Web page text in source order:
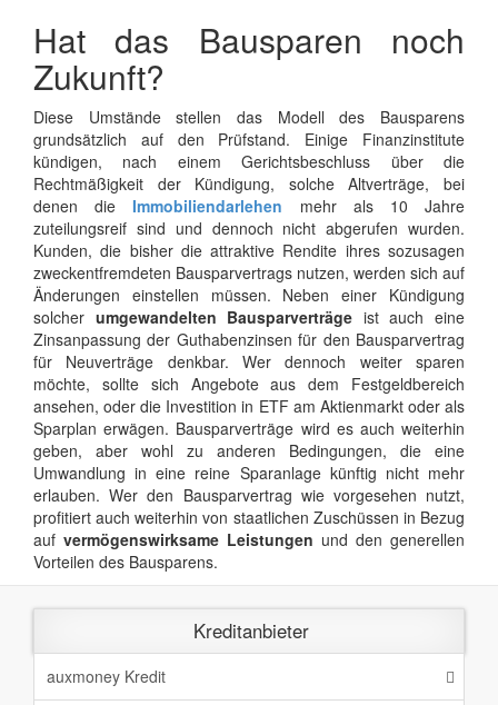
Hat das Bausparen noch
Zukunft?
Diese Umstände stellen das Modell des Bausparens
grundsätzlich auf den Prüfstand. Einige Finanzinstitute
kündigen, nach einem Gerichtsbeschluss über die
Rechtmäßigkeit der Kündigung, solche Altverträge, bei
denen die Immobiliendarlehen mehr als 10 Jahre
zuteilungsreif sind und dennoch nicht abgerufen wurden.
Kunden, die bisher die attraktive Rendite ihres sozusagen
zweckentfremdeten Bausparvertrags nutzen, werden sich auf
Änderungen einstellen müssen. Neben einer Kündigung
solcher umgewandelten Bausparverträge ist auch eine
Zinsanpassung der Guthabenzinsen für den Bausparvertrag
für Neuverträge denkbar. Wer dennoch weiter sparen
möchte, sollte sich Angebote aus dem Festgeldbereich
ansehen, oder die Investition in ETF am Aktienmarkt oder als
Sparplan erwägen. Bausparverträge wird es auch weiterhin
geben, aber wohl zu anderen Bedingungen, die eine
Umwandlung in eine reine Sparanlage künftig nicht mehr
erlauben. Wer den Bausparvertrag wie vorgesehen nutzt,
profitiert auch weiterhin von staatlichen Zuschüssen in Bezug
auf vermögenswirksame Leistungen und den generellen
Vorteilen des Bausparens.
Kreditanbieter
auxmoney Kredit